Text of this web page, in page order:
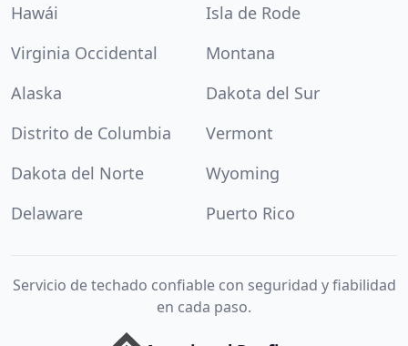
Hawái
Isla de Rode
Virginia Occidental
Montana
Alaska
Dakota del Sur
Distrito de Columbia
Vermont
Dakota del Norte
Wyoming
Delaware
Puerto Rico
Servicio de techado confiable con seguridad y fiabilidad
en cada paso.